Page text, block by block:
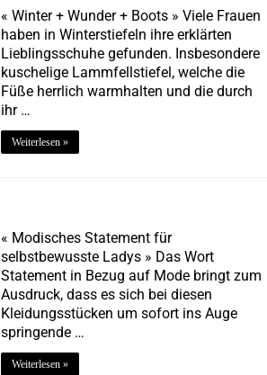
« Winter + Wunder + Boots » Viele Frauen
haben in Winterstiefeln ihre erklärten
Lieblingsschuhe gefunden. Insbesondere
kuschelige Lammfellstiefel, welche die
Füße herrlich warmhalten und die durch
ihr …
Weiterlesen »
« Modisches Statement für
selbstbewusste Ladys » Das Wort
Statement in Bezug auf Mode bringt zum
Ausdruck, dass es sich bei diesen
Kleidungsstücken um sofort ins Auge
springende …
Weiterlesen »